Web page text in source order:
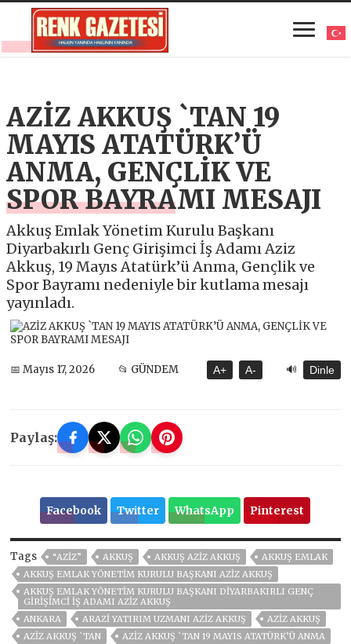
AZİZ AKKUŞ `TAN 19
MAYIS ATATÜRK’Ü
ANMA, GENÇLİK VE
SPOR BAYRAMI MESAJI
Akkuş Emlak Yönetim Kurulu Başkanı
Diyarbakırlı Genç Girişimci İş Adamı Aziz
Akkuş, 19 Mayıs Atatürk’ü Anma, Gençlik ve
Spor Bayramı nedeniyle bir kutlama mesajı
yayınladı.
📅 Mayıs 17, 2026 📂 GÜNDEM A+ A- 🔊 Dinle
Paylaş:
Facebook Twitter WhatsApp Pinterest
Tags “AZİZ” AKKUŞ AKKUŞ AZİZ AKKUŞ
AKKUŞ EMLAK
AKKUŞ EMLAK YÖNETIM KURULU BAŞKANI AZIZ AKKUŞ
AKKUŞ EMLAK YÖNETIM KURULU BAŞKANI DIYARBAKIRLI GENÇ
GIRIŞIMCI İŞ ADAMI AZIZ AKKUŞ
ANKARA
ARAZI YATIRIM UZMANI AZIZ AKKUŞ
AZİZ AKKUŞ
AZİZ AKKUŞ `TAN
AZİZ AKKUŞ `TAN 19 MAYIS ATATÜRK’Ü ANMA